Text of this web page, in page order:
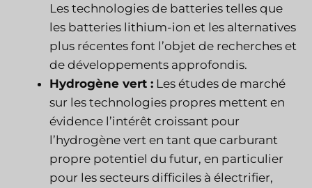
Les technologies de batteries telles que
les batteries lithium-ion et les alternatives
plus récentes font l’objet de recherches et
de développements approfondis.
Hydrogène vert : Les études de marché
sur les technologies propres mettent en
évidence l’intérêt croissant pour
l’hydrogène vert en tant que carburant
propre potentiel du futur, en particulier
pour les secteurs difficiles à électrifier,